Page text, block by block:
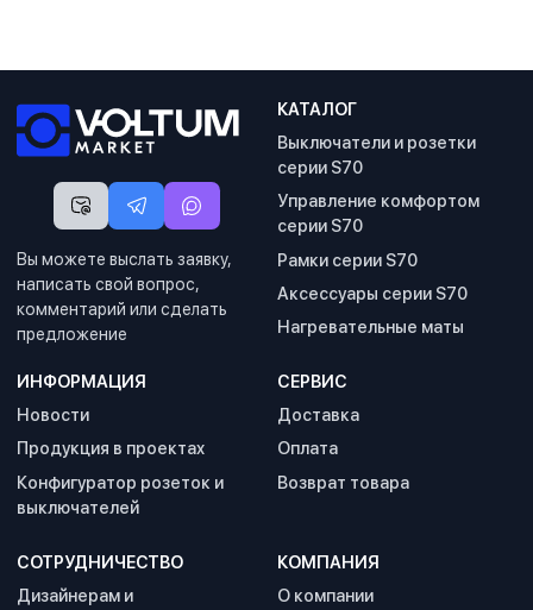
Вы можете выслать заявку,
написать свой вопрос,
комментарий или сделать
предложение
КАТАЛОГ
Выключатели и розетки
серии S70
Управление комфортом
серии S70
Рамки серии S70
Аксессуары серии S70
Нагревательные маты
ИНФОРМАЦИЯ
Новости
Продукция в проектах
Конфигуратор розеток и
выключателей
СЕРВИС
Доставка
Оплата
Возврат товара
СОТРУДНИЧЕСТВО
Дизайнерам и
КОМПАНИЯ
О компании